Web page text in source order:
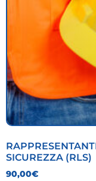
SICUREZZA (RLS)
90,00€